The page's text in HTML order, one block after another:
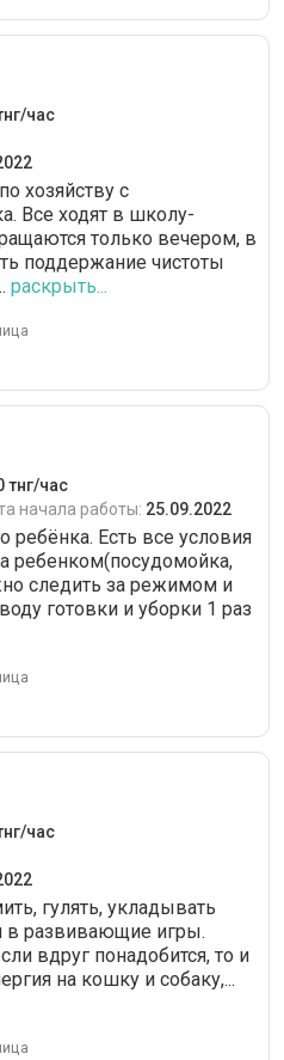
час
хозяйству с
Все ходят в школу-
только вечером, в
поддержание чистоты
раскрыть...
тнг/час
начала работы: 25.09.2022
ребёнка. Есть все условия
ребенком(посудомойка,
следить за режимом и
готовки и уборки 1 раз
час
гулять, укладывать
в развивающие игры.
вдруг понадобится, то и
на кошку и собаку,...